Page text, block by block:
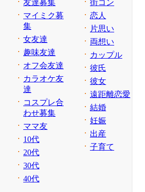
友達募集
マイミク募
集
女友達
趣味友達
オフ会友達
カラオケ友
達
コスプレ合
わせ募集
ママ友
10代
20代
30代
40代
街コン
恋人
片思い
両想い
カップル
彼氏
彼女
遠距離恋愛
結婚
妊娠
出産
子育て